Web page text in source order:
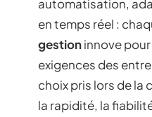
automatisation,
en temps réel :
gestioninnove pour
exigences des
choix pris lors de la
la rapidité, la